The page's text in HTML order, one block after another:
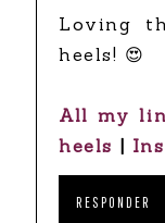
Loving
heels! 😍
All my
heels
RESPONDER